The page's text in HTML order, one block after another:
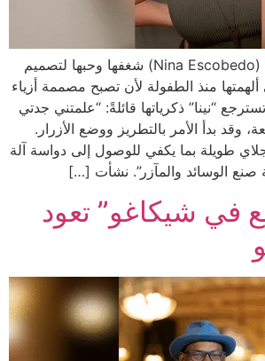
تنسب “نينا إسكوبيدو” (Nina Escobedo) شغفها وحبها لتصميم
ألهمتها منذ الطفولة لأن تصبح مصممة أزياء
“نينا” ذكرياتها قائلةً: “علمتني جدتي
وقد بدأ الأمر بالتطريز ووضع الأزرار.
طويلة بما يكفي للوصول إلى دواسة آلة
صنع الوسائد والمآزر”. نشأت […]
في شيكاغو” تعود